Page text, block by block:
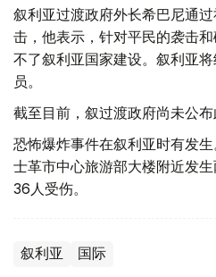
叙利亚过渡政府外长希巴尼通
击，他表示，针对平民的袭击
不了叙利亚国家建设。叙利亚
员。
截至目前，叙过渡政府尚未公布
恐怖爆炸事件在叙利亚时有发
士革市中心旅游部大楼附近发生
36人受伤。
叙利亚 国际